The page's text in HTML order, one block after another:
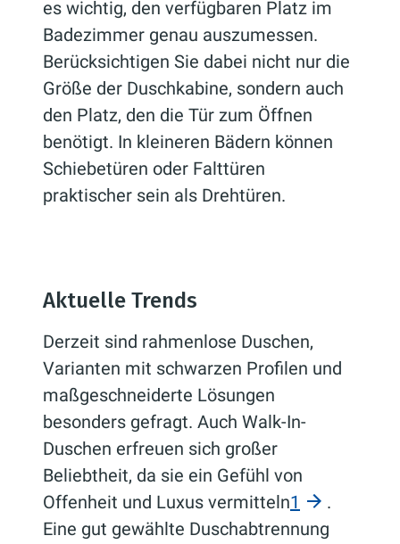
es wichtig, den verfügbaren Platz im
Badezimmer genau auszumessen.
Berücksichtigen Sie dabei nicht nur die
Größe der Duschkabine, sondern auch
den Platz, den die Tür zum Öffnen
benötigt. In kleineren Bädern können
Schiebetüren oder Falttüren
praktischer sein als Drehtüren.
Aktuelle Trends
Derzeit sind rahmenlose Duschen,
Varianten mit schwarzen Profilen und
maßgeschneiderte Lösungen
besonders gefragt. Auch Walk-In-
Duschen erfreuen sich großer
Beliebtheit, da sie ein Gefühl von
Offenheit und Luxus vermitteln1
.
Eine gut gewählte Duschabtrennung